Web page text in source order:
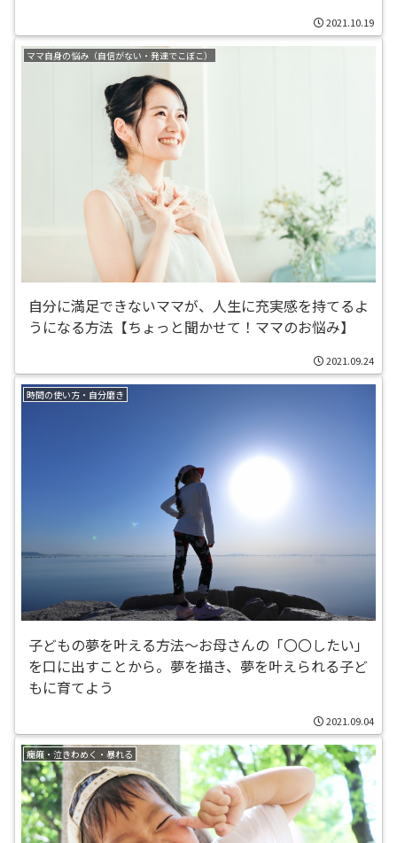
2021.10.19
ママ自身の悩み（自信がない・発達でこぼこ）
自分に満足できないママが、人生に充実感を持てるよ
うになる方法【ちょっと聞かせて！ママのお悩み】
2021.09.24
時間の使い方・自分磨き
子どもの夢を叶える方法〜お母さんの「〇〇したい」
を口に出すことから。夢を描き、夢を叶えられる子ど
もに育てよう
2021.09.04
癇癪・泣きわめく・暴れる